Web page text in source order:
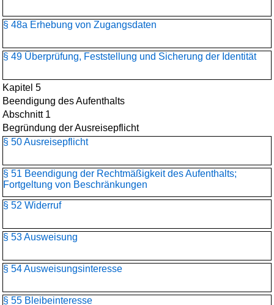
§ 48a Erhebung von Zugangsdaten
§ 49 Überprüfung, Feststellung und Sicherung der Identität
Kapitel 5
Beendigung des Aufenthalts
Abschnitt 1
Begründung der Ausreisepflicht
§ 50 Ausreisepflicht
§ 51 Beendigung der Rechtmäßigkeit des Aufenthalts;
Fortgeltung von Beschränkungen
§ 52 Widerruf
§ 53 Ausweisung
§ 54 Ausweisungsinteresse
§ 55 Bleibeinteresse